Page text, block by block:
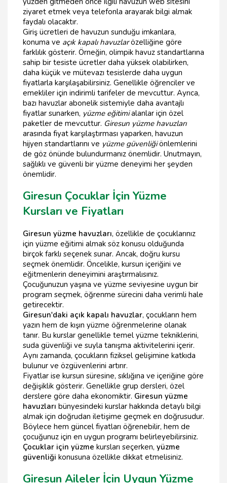
ziyaret etmek veya telefonla arayarak bilgi almak
faydalı olacaktır.
Giriş ücretleri de havuzun sunduğu imkanlara,
konuma ve açık kapalı havuzlarözelliğine göre
farklılık gösterir. Örneğin, olimpik havuz standartlarına
sahip bir tesiste ücretler daha yüksek olabilirken,
daha küçük ve mütevazı tesislerde daha uygun
fiyatlarla karşılaşabilirsiniz. Genellikle öğrenciler ve
emekliler için indirimli tarifeler de mevcuttur. Ayrıca,
bazı havuzlar abonelik sistemiyle daha avantajlı
fiyatlar sunarken, yüzme eğitimialanlar için özel
paketler de mevcuttur. Giresun yüzme havuzları
arasında fiyat karşılaştırması yaparken, havuzun
hijyen standartlarını ve yüzme güvenliğiönlemlerini
de göz önünde bulundurmanız önemlidir. Unutmayın,
sağlıklı ve güvenli bir yüzme deneyimi her şeyden
önemlidir.
Giresun Çocuklar İçin Yüzme
Kursları ve Fiyatları
Giresun yüzme havuzları, özellikle de çocuklarınız
için yüzme eğitimi almak söz konusu olduğunda
birçok farklı seçenek sunar. Ancak, doğru kursu
seçmek önemlidir. Öncelikle, kursun içeriğini ve
eğitmenlerin deneyimini araştırmalısınız.
Çocuğunuzun yaşına ve yüzme seviyesine uygun bir
program seçmek, öğrenme sürecini daha verimli hale
getirecektir.
Giresun'daki açık kapalı havuzlar, çocukların hem
yazın hem de kışın yüzme öğrenmelerine olanak
tanır. Bu kurslar genellikle temel yüzme tekniklerini,
suda güvenliği ve suyla tanışma aktivitelerini içerir.
Aynı zamanda, çocukların fiziksel gelişimine katkıda
bulunur ve özgüvenlerini artırır.
Fiyatlar ise kursun süresine, sıklığına ve içeriğine göre
değişiklik gösterir. Genellikle grup dersleri, özel
derslere göre daha ekonomiktir. Giresun yüzme
havuzları bünyesindeki kurslar hakkında detaylı bilgi
almak için doğrudan iletişime geçmek en doğrusudur.
Böylece hem güncel fiyatları öğrenebilir, hem de
çocuğunuz için en uygun programı belirleyebilirsiniz.
Çocuklar için yüzme kursları seçerken, yüzme
güvenliği konusuna özellikle dikkat etmelisiniz.
Giresun Aileler İçin Uygun Yüzme